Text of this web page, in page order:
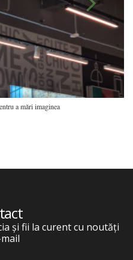
a mări imaginea
și fii la curent cu noutăți